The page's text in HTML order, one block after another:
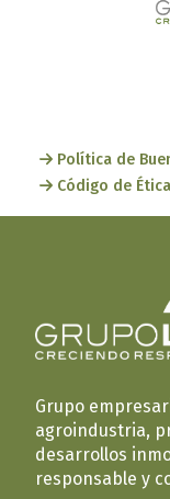
Política de
Código de Ética
Grupo
agroindustria,
desarrollos
responsable y